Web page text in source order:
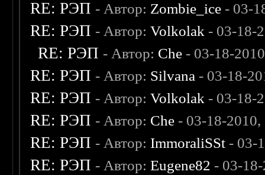
RE: РЭП - Автор: Zombie_ice - 03-
RE: РЭП - Автор:Volkolak - 03-18-
RE: РЭП - Автор: Che - 03-18-
RE: РЭП - Автор: Silvana - 03-18-
RE: РЭП - Автор:Volkolak - 03-18-
RE: РЭП - Автор: Che - 03-18-
RE: РЭП - Автор: ImmoraliSSt - 03-
RE: РЭП - Автор:Eugene82 - 03-